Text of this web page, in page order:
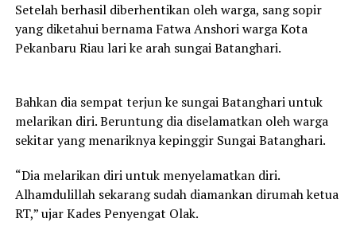
Setelah berhasil diberhentikan oleh warga, sang sopir
yang diketahui bernama Fatwa Anshori warga Kota
Pekanbaru Riau lari ke arah sungai Batanghari.
Bahkan dia sempat terjun ke sungai Batanghari untuk
melarikan diri. Beruntung dia diselamatkan oleh warga
sekitar yang menariknya kepinggir Sungai Batanghari.
“Dia melarikan diri untuk menyelamatkan diri.
Alhamdulillah sekarang sudah diamankan dirumah ketua
RT,” ujar Kades Penyengat Olak.